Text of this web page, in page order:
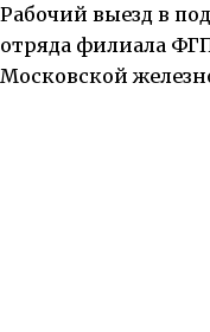
Рабочий выезд в
отряда филиала
Московской